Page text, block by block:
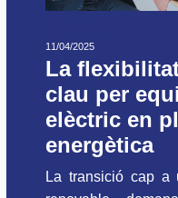
11/04/2025
La
clau per
elèctric en
energètica
La transició cap a